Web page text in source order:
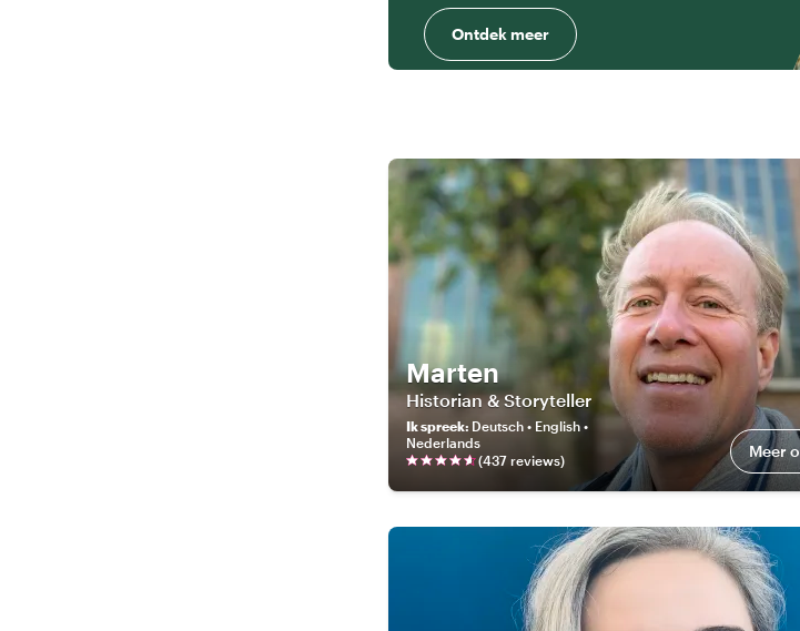
Ontdek meer
Marten
Historian & Storyteller
Ik spreek: Deutsch • English •
Nederlands
(437 reviews) Meer